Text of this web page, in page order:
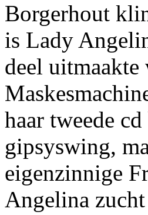
Borgerhout
is Lady
deel
haar tweede
gipsyswing,
eigenzinnige
Angelina